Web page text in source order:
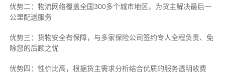
优势二：物流网络覆盖全国300多个城市地区，为货主解决最后一
公里配送服务
优势三：货物安全有保障，与多家保险公司签约专人全程负责、免
除您的后顾之忧
优势四：性价比高，根据货主需求分析结合优质的服务透明收费